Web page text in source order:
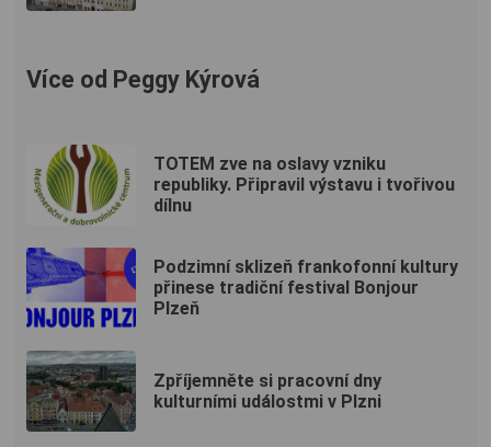
Více od Peggy Kýrová
TOTEM zve na oslavy vzniku
republiky. Připravil výstavu i tvořivou
dílnu
Podzimní sklizeň frankofonní kultury
přinese tradiční festival Bonjour
Plzeň
Zpříjemněte si pracovní dny
kulturními událostmi v Plzni